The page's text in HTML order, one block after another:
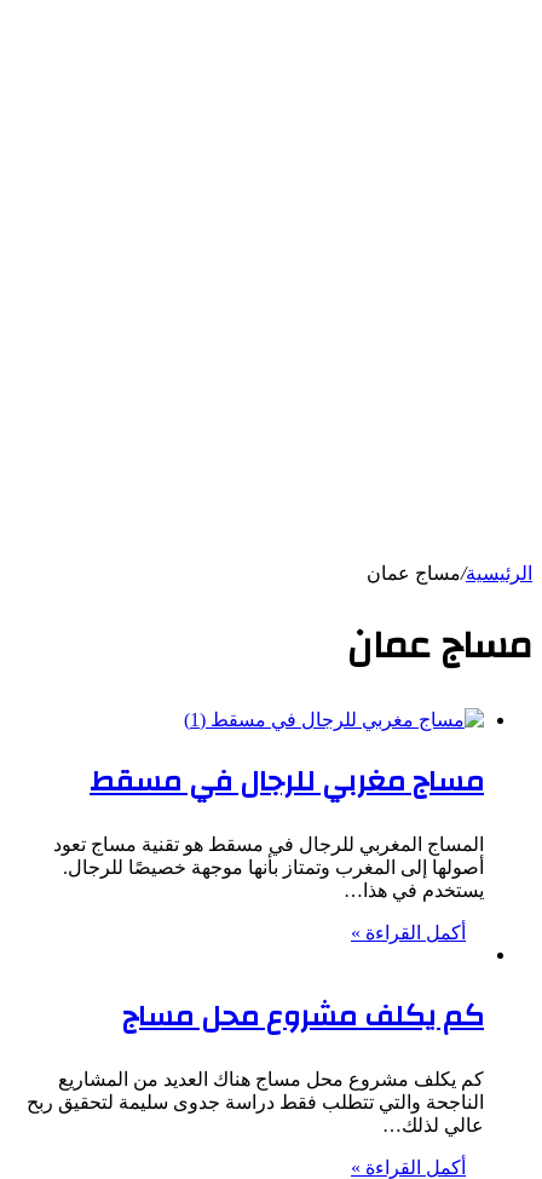
الرئيسية/مساج عمان
مساج عمان
مساج مغربي للرجال في مسقط
المساج المغربي للرجال في مسقط هو تقنية مساج تعود
أصولها إلى المغرب وتمتاز بأنها موجهة خصيصًا للرجال.
يستخدم في هذا…
أكمل القراءة »
كم يكلف مشروع محل مساج
كم يكلف مشروع محل مساج هناك العديد من المشاريع
الناجحة والتي تتطلب فقط دراسة جدوى سليمة لتحقيق ربح
عالي لذلك…
أكمل القراءة »